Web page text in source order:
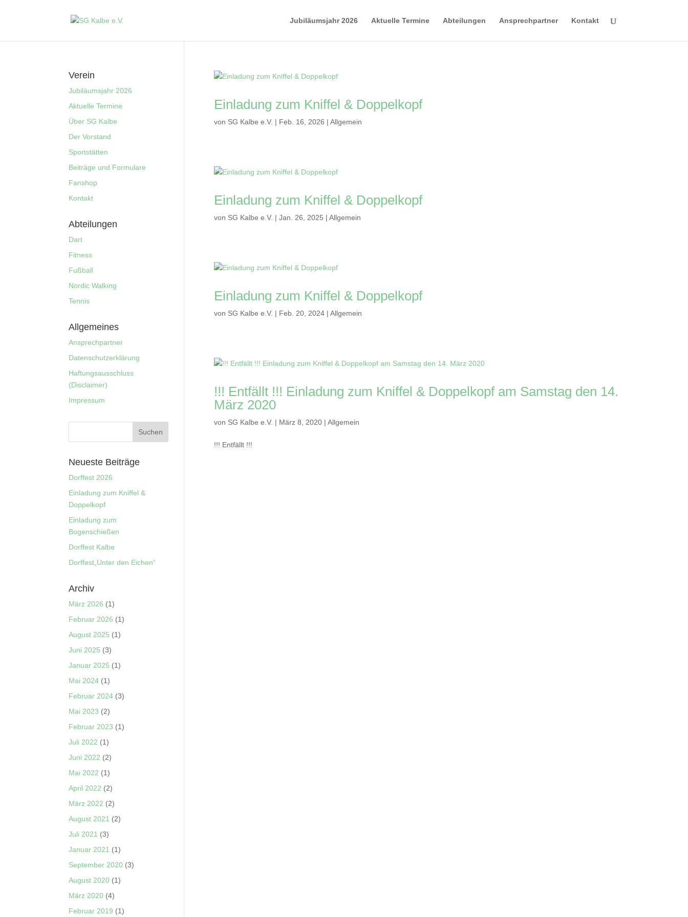
Jubiläumsjahr 2026 Aktuelle Termine Abteilungen Ansprechpartner Kontakt
Einladung zum Kniffel & Doppelkopf
von SG Kalbe e.V. | Feb. 16, 2026 | Allgemein
Einladung zum Kniffel & Doppelkopf
von SG Kalbe e.V. | Jan. 26, 2025 | Allgemein
Einladung zum Kniffel & Doppelkopf
von SG Kalbe e.V. | Feb. 20, 2024| Allgemein
!!! Entfällt !!! Einladung zum Kniffel & Doppelkopf am Samstag den 14.
März 2020
von SG Kalbe e.V. | März 8, 2020| Allgemein
!!! Entfällt !!!
Verein
Jubiläumsjahr 2026
Aktuelle Termine
Über SG Kalbe
Der Vorstand
Sportstätten
Beiträge und Formulare
Fanshop
Kontakt
Abteilungen
Dart
Fitness
Fußball
Nordic Walking
Tennis
Allgemeines
Ansprechpartner
Datenschutzerklärung
Haftungsausschluss
(Disclaimer)
Impressum
Neueste Beiträge
Dorffest 2026
Einladung zum Kniffel &
Doppelkopf
Einladung zum
Bogenschießen
Dorffest Kalbe
Dorffest„Unter den Eichen“
Archiv
März 2026 (1)
Februar 2026 (1)
August 2025 (1)
Juni 2025 (3)
Januar 2025 (1)
Mai 2024 (1)
Februar 2024 (3)
Mai 2023 (2)
Februar 2023 (1)
Juli 2022 (1)
Juni 2022 (2)
Mai 2022 (1)
April 2022 (2)
März 2022 (2)
August 2021 (2)
Juli 2021 (3)
Januar 2021 (1)
September 2020 (3)
August 2020 (1)
März 2020 (4)
Februar 2019 (1)